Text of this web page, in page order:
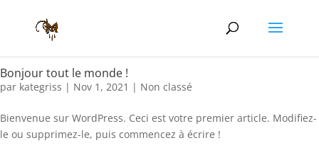
Bonjour tout le monde !
par kategriss | Nov 1, 2021 | Non classé
Bienvenue sur WordPress. Ceci est votre premier article. Modifiez-
le ou supprimez-le, puis commencez à écrire !